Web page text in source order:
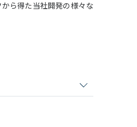
ら得た当社開発の様々な